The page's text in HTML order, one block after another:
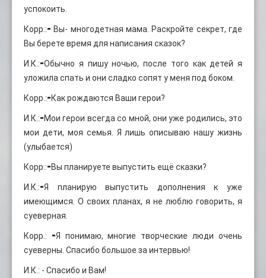
успокоить.
Корр.:⁃ Вы- многодетная мама. Раскройте секрет, где
Вы берете время для написания сказок?
И.К.:⁃Обычно я пишу ночью, после того как детей я
уложила спать и они сладко сопят у меня под боком.
Корр.:⁃Как рождаются Ваши герои?
И.К.:⁃Мои герои всегда со мной, они уже родились, это
мои дети, моя семья. Я лишь описываю нашу жизнь
(улыбается)
Корр.:⁃Вы планируете выпустить ещё сказки?
И.К.:⁃Я планирую выпустить дополнения к уже
имеющимся. О своих планах, я не люблю говорить, я
суеверная.
Корр.: ⁃Я понимаю, многие творческие люди очень
суеверны. Спасибо большое за интервью!
И.К.: - Спасибо и Вам!